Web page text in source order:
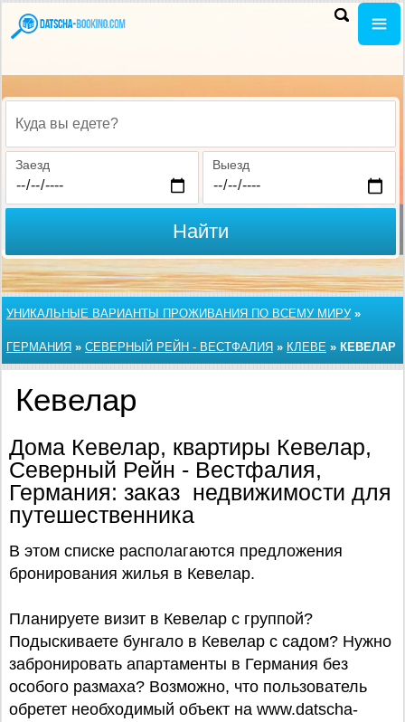
Куда вы едете?
Заезд Выезд
Найти
УНИКАЛЬНЫЕ ВАРИАНТЫ ПРОЖИВАНИЯ ПО ВСЕМУ МИРУ»
ГЕРМАНИЯ » СЕВЕРНЫЙ РЕЙН - ВЕСТФАЛИЯ » КЛЕВЕ » КЕВЕЛАР
Кевелар
Дома Кевелар, квартиры Кевелар,
Северный Рейн - Вестфалия,
Германия: заказ недвижимости для
путешественника
В этом списке располагаются предложения
бронирования жилья в Кевелар.
Планируете визит в Кевелар с группой?
Подыскиваете бунгало в Кевелар с садом? Нужно
забронировать апартаменты в Германия без
особого размаха? Возможно, что пользователь
обретет необходимый объект на www.datscha-